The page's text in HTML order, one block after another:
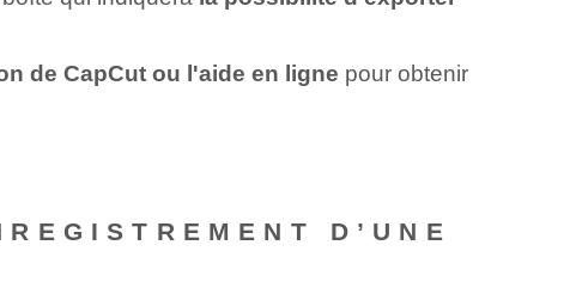
de CapCut ou l'aide en ligne pour obtenir
D’UNE